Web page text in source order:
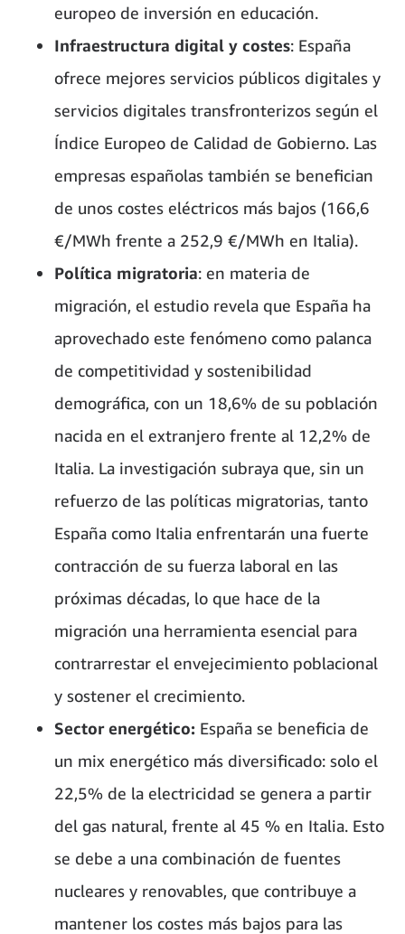
europeo de inversión en educación.
Infraestructura digital y costes: España
ofrece mejores servicios públicos digitales y
servicios digitales transfronterizos según el
Índice Europeo de Calidad de Gobierno. Las
empresas españolas también se benefician
de unos costes eléctricos más bajos (166,6
€/MWh frente a 252,9 €/MWh en Italia).
Política migratoria: en materia de
migración, el estudio revela que España ha
aprovechado este fenómeno como palanca
de competitividad y sostenibilidad
demográfica, con un 18,6% de su población
nacida en el extranjero frente al 12,2% de
Italia. La investigación subraya que, sin un
refuerzo de las políticas migratorias, tanto
España como Italia enfrentarán una fuerte
contracción de su fuerza laboral en las
próximas décadas, lo que hace de la
migración una herramienta esencial para
contrarrestar el envejecimiento poblacional
y sostener el crecimiento.
Sector energético: España se beneficia de
un mix energético más diversificado: solo el
22,5% de la electricidad se genera a partir
del gas natural, frente al 45 % en Italia. Esto
se debe a una combinación de fuentes
nucleares y renovables, que contribuye a
mantener los costes más bajos para las